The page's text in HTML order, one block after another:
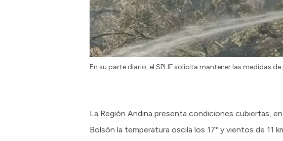
En su parte diario, el SPLIF solicita mantener las medidas
La Región Andina presenta condiciones cubiertas,
Bolsón la temperatura oscila los 17° y vientos de 11